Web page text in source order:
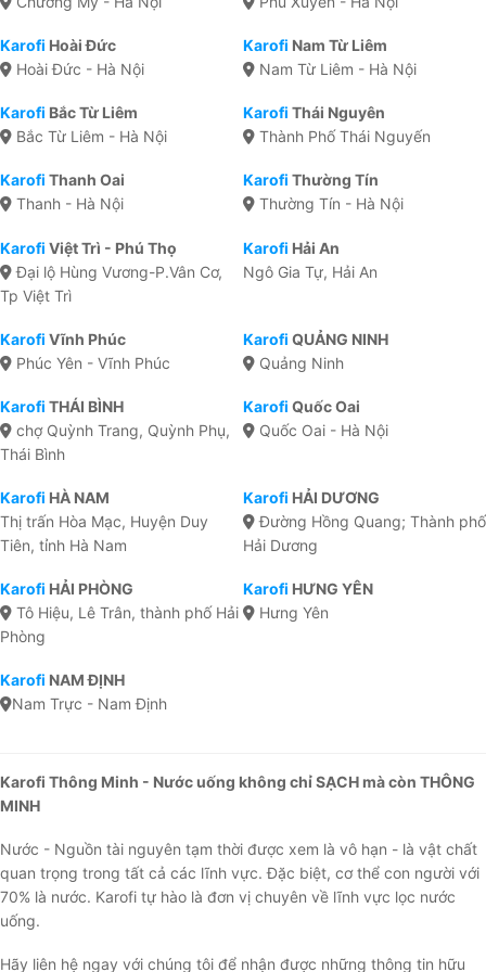
Karofi Hoài Đức
Hoài Đức - Hà Nội
Karofi Nam Từ Liêm
Nam Từ Liêm - Hà Nội
Karofi Bắc Từ Liêm
Bắc Từ Liêm - Hà Nội
Karofi Thái Nguyên
Thành Phố Thái Nguyến
Karofi Thanh Oai
Thanh - Hà Nội
Karofi Thường Tín
Thường Tín - Hà Nội
Karofi Việt Trì - Phú Thọ
Đại lộ Hùng Vương-P.Vân Cơ,
Tp Việt Trì
Karofi Hải An
Ngô Gia Tự, Hải An
Karofi Vĩnh Phúc
Phúc Yên - Vĩnh Phúc
Karofi QUẢNG NINH
Quảng Ninh
Karofi THÁI BÌNH
chợ Quỳnh Trang, Quỳnh Phụ,
Thái Bình
Karofi Quốc Oai
Quốc Oai - Hà Nội
Karofi HÀ NAM
Thị trấn Hòa Mạc, Huyện Duy
Tiên, tỉnh Hà Nam
Karofi HẢI DƯƠNG
Đường Hồng Quang; Thành phố
Hải Dương
Karofi HẢI PHÒNG
Tô Hiệu, Lê Trân, thành phố Hải
Phòng
Karofi HƯNG YÊN
Hưng Yên
Karofi NAM ĐỊNH
Nam Trực - Nam Định
Karofi Thông Minh - Nước uống không chỉ SẠCH mà còn THÔNG
MINH
Nước - Nguồn tài nguyên tạm thời được xem là vô hạn - là vật chất
quan trọng trong tất cả các lĩnh vực. Đặc biệt, cơ thể con người với
70% là nước. Karofi tự hào là đơn vị chuyên về lĩnh vực lọc nước
uống.
Hãy liên hệ ngay với chúng tôi để nhận được những thông tin hữu